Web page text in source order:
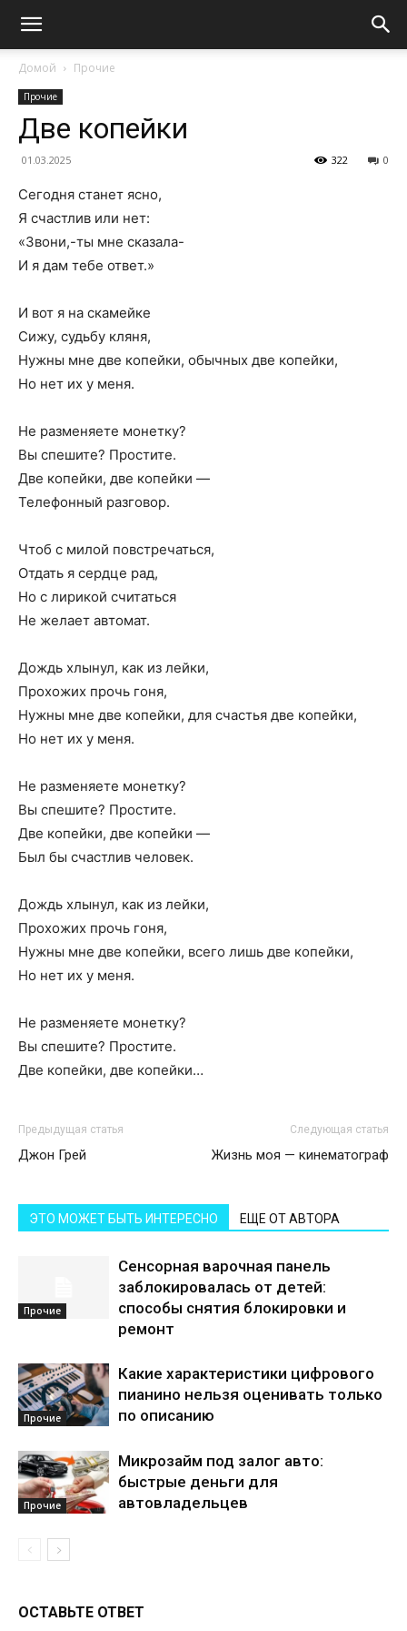
Домой Прочие
Прочие
Две копейки
01.03.2025 0
322
Сегодня станет ясно,
Я счастлив или нет:
«Звони,-ты мне сказала-
И я дам тебе ответ.»
И вот я на скамейке
Сижу, судьбу кляня,
Нужны мне две копейки, обычных две копейки,
Но нет их у меня.
Не разменяете монетку?
Вы спешите? Простите.
Две копейки, две копейки —
Телефонный разговор.
Чтоб с милой повстречаться,
Отдать я сердце рад,
Но с лирикой считаться
Не желает автомат.
Дождь хлынул, как из лейки,
Прохожих прочь гоня,
Нужны мне две копейки, для счастья две копейки,
Но нет их у меня.
Не разменяете монетку?
Вы спешите? Простите.
Две копейки, две копейки —
Был бы счастлив человек.
Дождь хлынул, как из лейки,
Прохожих прочь гоня,
Нужны мне две копейки, всего лишь две копейки,
Но нет их у меня.
Не разменяете монетку?
Вы спешите? Простите.
Две копейки, две копейки…
Предыдущая статья
Джон Грей
Следующая статья
Жизнь моя — кинематограф
ЭТО МОЖЕТ БЫТЬ ИНТЕРЕСНО ЕЩЕ ОТ АВТОРА
Прочие
Сенсорная варочная панель
заблокировалась от детей:
способы снятия блокировки и
ремонт
Прочие
Какие характеристики цифрового
пианино нельзя оценивать только
по описанию
Прочие
Микрозайм под залог авто:
быстрые деньги для
автовладельцев
ОСТАВЬТЕ ОТВЕТ